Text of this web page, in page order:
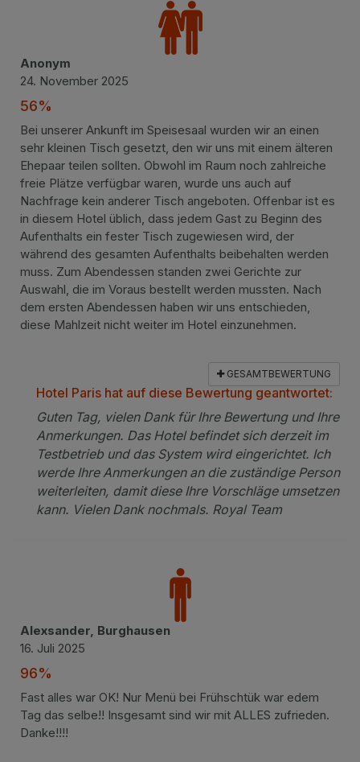
Anonym
24. November 2025
56%
Bei unserer Ankunft im Speisesaal wurden wir an einen
sehr kleinen Tisch gesetzt, den wir uns mit einem älteren
Ehepaar teilen sollten. Obwohl im Raum noch zahlreiche
freie Plätze verfügbar waren, wurde uns auch auf
Nachfrage kein anderer Tisch angeboten. Offenbar ist es
in diesem Hotel üblich, dass jedem Gast zu Beginn des
Aufenthalts ein fester Tisch zugewiesen wird, der
während des gesamten Aufenthalts beibehalten werden
muss. Zum Abendessen standen zwei Gerichte zur
Auswahl, die im Voraus bestellt werden mussten. Nach
dem ersten Abendessen haben wir uns entschieden,
diese Mahlzeit nicht weiter im Hotel einzunehmen.
GESAMTBEWERTUNG
Hotel Paris hat auf diese Bewertung geantwortet:
Guten Tag, vielen Dank für Ihre Bewertung und Ihre
Anmerkungen. Das Hotel befindet sich derzeit im
Testbetrieb und das System wird eingerichtet. Ich
werde Ihre Anmerkungen an die zuständige Person
weiterleiten, damit diese Ihre Vorschläge umsetzen
kann. Vielen Dank nochmals. Royal Team
Alexsander, Burghausen
16. Juli 2025
96%
Fast alles war OK! Nur Menü bei Frühschtük war edem
Tag das selbe!! Insgesamt sind wir mit ALLES zufrieden.
Danke!!!!